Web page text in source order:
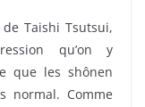
Taishi Tsutsui,
qu’on y
que les shônen
normal. Comme